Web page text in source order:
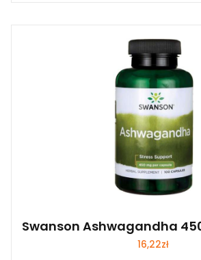
Swanson Ashwagandha
16,22zł